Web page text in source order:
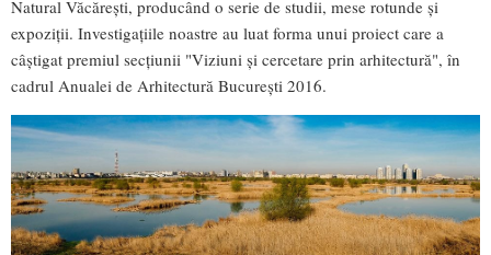
Natural Văcăreşti, producând o serie de studii, mese rotunde și
expoziții. Investigațiile noastre au luat forma unui proiect care a
câștigat premiul secțiunii "Viziuni și cercetare prin arhitectură", în
cadrul Anualei de Arhitectură București 2016.